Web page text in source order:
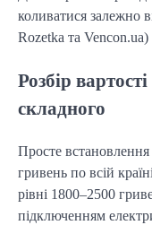
коливатися залежно
Rozetka та Vencon.ua)
Розбір
складного
Просте
гривень по всій
рівні 1800–2500
підключенням